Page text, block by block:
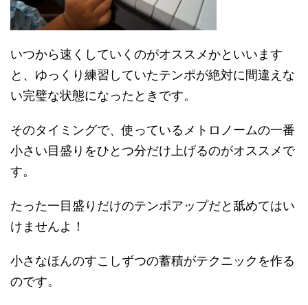
いつから速くしていくのがオススメかといいます
と、ゆっくり練習していたテンポが絶対に間違えな
い完璧な状態になったときです。
そのタイミングで、使っているメトロノームの一番
小さい目盛りをひとつ分だけ上げるのがオススメで
す。
たった一目盛りだけのテンポアップだと舐めてはい
けませんよ！
小さなほんのすこしずつの蓄積がテクニックを作る
のです。